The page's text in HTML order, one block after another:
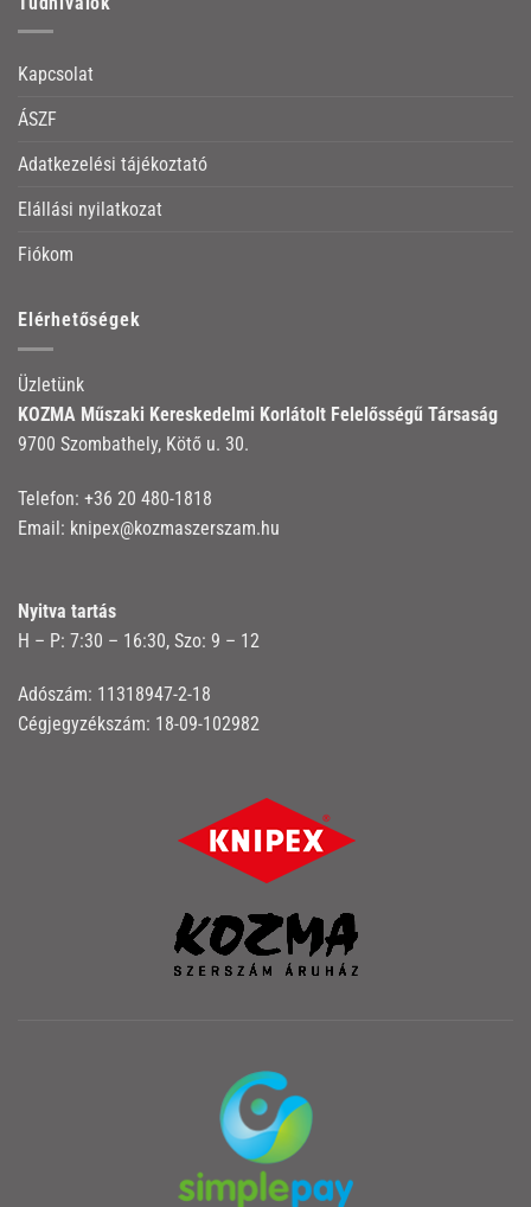
Kapcsolat
ÁSZF
Adatkezelési tájékoztató
Elállási nyilatkozat
Fiókom
Elérhetőségek
Üzletünk
KOZMA Műszaki Kereskedelmi Korlátolt Felelősségű Társaság
9700 Szombathely, Kötő u. 30.
Telefon: +36 20 480-1818
Email: knipex@kozmaszerszam.hu
Nyitva tartás
H – P: 7:30 – 16:30, Szo: 9 – 12
Adószám: 11318947-2-18
Cégjegyzékszám: 18-09-102982